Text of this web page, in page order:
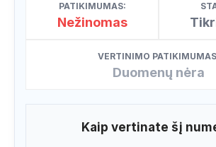
PATIKIMUMAS:
Nežinomas
VERTINIMO
Duomenų nėra
Kaip vertinate šį